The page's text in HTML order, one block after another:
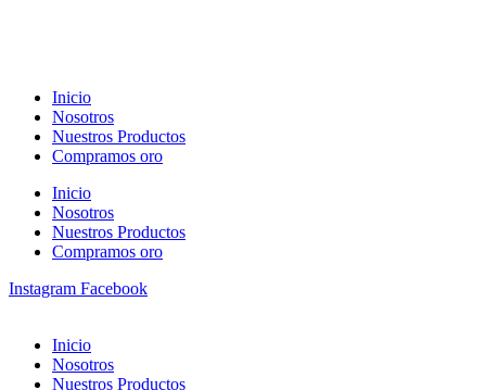
Inicio
Nosotros
Nuestros Productos
Compramos oro
Inicio
Nosotros
Nuestros Productos
Compramos oro
Instagram Facebook
Inicio
Nosotros
Nuestros Productos